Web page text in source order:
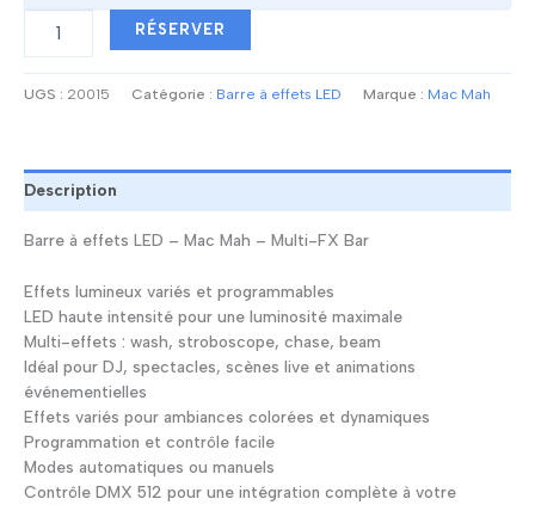
à
Mac
Mah
-
FX
Bar
RÉSERVER
UGS : 20015 Catégorie : Barre à effets LED Marque : Mac Mah
Description
Barre à effets LED – Mac Mah – Multi-FX Bar
Effets lumineux variés et programmables
LED haute intensité pour une luminosité maximale
Multi-effets : wash, stroboscope, chase, beam
Idéal pour DJ, spectacles, scènes live et animations
événementielles
Effets variés pour ambiances colorées et dynamiques
Programmation et contrôle facile
Modes automatiques ou manuels
Contrôle DMX 512 pour une intégration complète à votre